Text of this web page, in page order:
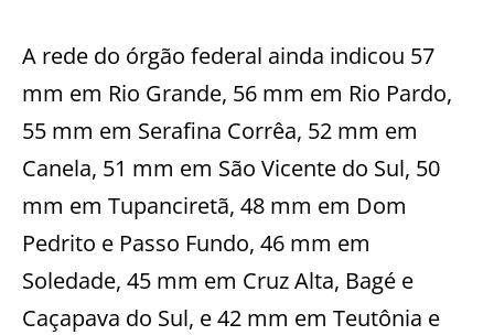
A rede do órgão federal ainda indicou 57
mm em Rio Grande, 56 mm em Rio Pardo,
55 mm em Serafina Corrêa, 52 mm em
Canela, 51 mm em São Vicente do Sul, 50
mm em Tupanciretã, 48 mm em Dom
Pedrito e Passo Fundo, 46 mm em
Soledade, 45 mm em Cruz Alta, Bagé e
Caçapava do Sul, e 42 mm em Teutônia e